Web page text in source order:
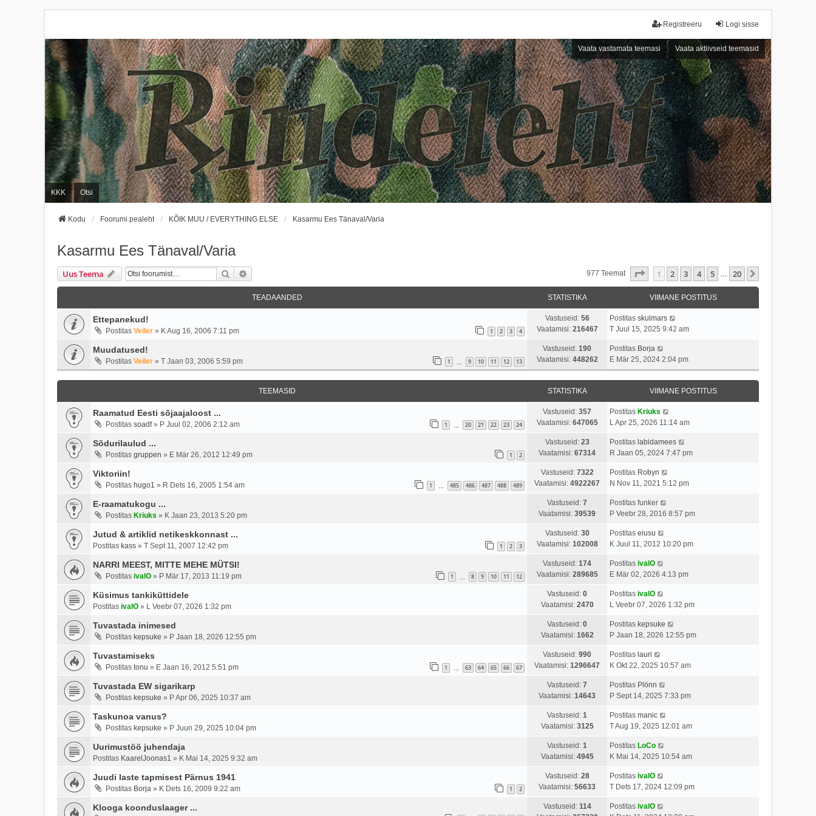
Logi sisse
Registreeru
Vaata vastamata teemasi Vaata aktiivseid teemasid
KKK Otsi
Kodu Foorumi pealeht KÕIK MUU / EVERYTHING ELSE Kasarmu Ees Tänaval/Varia
Kasarmu Ees Tänaval/Varia
Uus Teema Otsi 977 Teemat . Leht20 -st
1 2 3 4 5 … 20
TEADAANDED STATISTIKA VIIMANE POSTITUS
Ettepanekud!
Postitas Veiler » K Aug 16, 2006 7:11 pm 1 2 3 4
Vastuseid: 56
Vaatamisi: 216467
Postitas skulmars
T Juul 15, 2025 9:42 am
Muudatused!
Postitas Veiler » T Jaan 03, 2006 5:59 pm 1 9 10 11 12 13
Vastuseid: 190
Vaatamisi: 448262
Postitas Borja
E Mär 25, 2024 2:04 pm
TEEMASID STATISTIKA VIIMANE POSTITUS
Raamatud Eesti sõjaajaloost ...
Postitas soadf» P Juul 02, 2006 2:12 am 1 20 21 22 23 24
Vastuseid: 357
Vaatamisi: 647065
Postitas Kriuks
L Apr 25, 2026 11:14 am
Sõdurilaulud ...
Postitas gruppen » E Mär 26, 2012 12:49 pm 1 2
Vastuseid: 23
Vaatamisi: 67314
Postitas labidamees
R Jaan 05, 2024 7:47 pm
Viktoriin!
Postitas hugo1 » R Dets 16, 2005 1:54 am 1 485 486 487 488 489
Vastuseid: 7322
Vaatamisi: 4922267
Postitas Robyn
N Nov 11, 2021 5:12 pm
E-raamatukogu ...
Postitas Kriuks » K Jaan 23, 2013 5:20 pm
Vastuseid: 7
Vaatamisi: 39539
Postitas funker
P Veebr 28, 2016 8:57 pm
Jutud & artiklid netikeskkonnast ...
Postitas kass » T Sept 11, 2007 12:42 pm 1 2 3
Vastuseid: 30
Vaatamisi: 102008
Postitas eiusu
K Juul 11, 2012 10:20 pm
NARRI MEEST, MITTE MEHE MÜTSI!
Postitas ivalO » P Mär 17, 2013 11:19 pm 1 8 9 10 11 12
Vastuseid: 174
Vaatamisi: 289685
Postitas ivalO
E Mär 02, 2026 4:13 pm
Küsimus tankiküttidele
Postitas ivalO » L Veebr 07, 2026 1:32 pm
Vastuseid: 0
Vaatamisi: 2470
Postitas ivalO
L Veebr 07, 2026 1:32 pm
Tuvastada inimesed
Postitas kepsuke » P Jaan 18, 2026 12:55 pm
Vastuseid: 0
Vaatamisi: 1662
Postitas kepsuke
P Jaan 18, 2026 12:55 pm
Tuvastamiseks
Postitas tonu » E Jaan 16, 2012 5:51 pm 1 63 64 65 66 67
Vastuseid: 990
Vaatamisi: 1296647
Postitas lauri
K Okt 22, 2025 10:57 am
Tuvastada EW sigarikarp
Postitas kepsuke » P Apr 06, 2025 10:37 am
Vastuseid: 7
Vaatamisi: 14643
Postitas Plönn
P Sept 14, 2025 7:33 pm
Taskunoa vanus?
Postitas kepsuke » P Juun 29, 2025 10:04 pm
Vastuseid: 1
Vaatamisi: 3125
Postitas manic
T Aug 19, 2025 12:01 am
Uurimustöö juhendaja
Postitas KaarelJoonas1 » K Mai 14, 2025 9:32 am
Vastuseid: 1
Vaatamisi: 4945
Postitas LoCo
K Mai 14, 2025 10:54 am
Juudi laste tapmisest Pärnus 1941
Postitas Borja » K Dets 16, 2009 9:22 am 1 2
Vastuseid: 28
Vaatamisi: 56633
Postitas ivalO
T Dets 17, 2024 12:09 pm
Klooga koonduslaager ... Vastuseid: 114
Postitas ivalO